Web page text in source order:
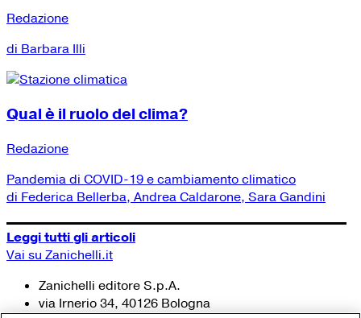
Redazione
di Barbara Illi
Qual è il ruolo del clima?
Redazione
Pandemia di COVID-19 e cambiamento climatico
di Federica Bellerba, Andrea Caldarone, Sara Gandini
Leggi tutti gli articoli
Vai su Zanichelli.it
Zanichelli editore S.p.A.
via Irnerio 34, 40126 Bologna